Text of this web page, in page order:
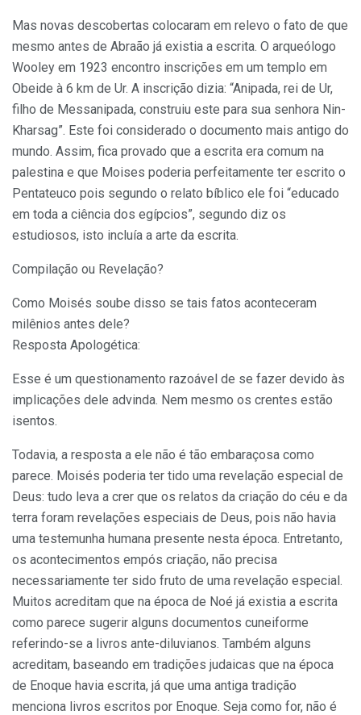
Mas novas descobertas colocaram em relevo o fato de que
mesmo antes de Abraão já existia a escrita. O arqueólogo
Wooley em 1923 encontro inscrições em um templo em
Obeide à 6 km de Ur. A inscrição dizia: “Anipada, rei de Ur,
filho de Messanipada, construiu este para sua senhora Nin-
Kharsag”. Este foi considerado o documento mais antigo do
mundo. Assim, fica provado que a escrita era comum na
palestina e que Moises poderia perfeitamente ter escrito o
Pentateuco pois segundo o relato bíblico ele foi “educado
em toda a ciência dos egípcios”, segundo diz os
estudiosos, isto incluía a arte da escrita.
Compilação ou Revelação?
Como Moisés soube disso se tais fatos aconteceram
milênios antes dele?
Resposta Apologética:
Esse é um questionamento razoável de se fazer devido às
implicações dele advinda. Nem mesmo os crentes estão
isentos.
Todavia, a resposta a ele não é tão embaraçosa como
parece. Moisés poderia ter tido uma revelação especial de
Deus: tudo leva a crer que os relatos da criação do céu e da
terra foram revelações especiais de Deus, pois não havia
uma testemunha humana presente nesta época. Entretanto,
os acontecimentos empós criação, não precisa
necessariamente ter sido fruto de uma revelação especial.
Muitos acreditam que na época de Noé já existia a escrita
como parece sugerir alguns documentos cuneiforme
referindo-se a livros ante-diluvianos. Também alguns
acreditam, baseando em tradições judaicas que na época
de Enoque havia escrita, já que uma antiga tradição
menciona livros escritos por Enoque. Seja como for, não é